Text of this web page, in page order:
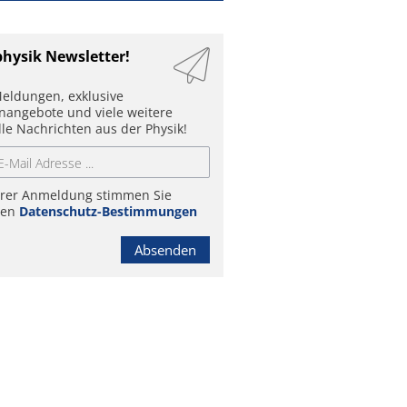
Newsletter!
exklusive
und viele weitere
Nachrichten aus der Physik!
Anmeldung stimmen Sie
Datenschutz-Bestimmungen
Absenden